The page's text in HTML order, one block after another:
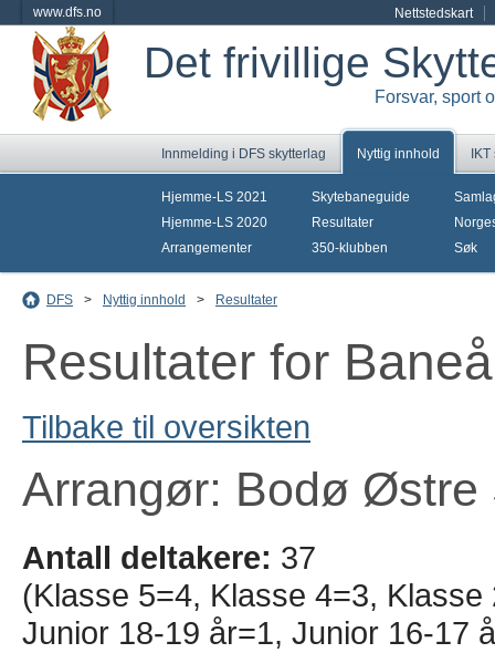
www.dfs.no Nettstedskart
Det frivillige
Forsvar, sport
Innmelding i DFS skytterlag Nyttig innhold
Hjemme-LS 2021
Hjemme-LS 2020
Arrangementer
Skytebaneguide
Resultater
350-klubben
Søk
DFS > Nyttig innhold > Resultater
Resultater for
Tilbake til oversikten
Arrangør: Bodø Østre
Antall deltakere: 37
(Klasse 5=4, Klasse 4=3,
Junior 18-19 år=1, Junior 16-17